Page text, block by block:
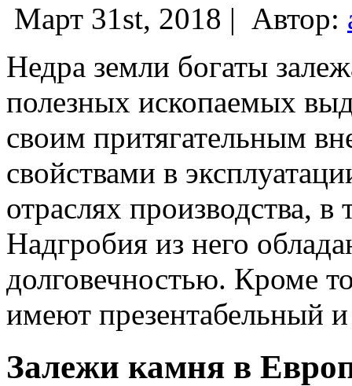
Март 31st, 2018 | Автор:
Недра земли богаты
полезных ископаемых
своим притягательным
свойствами в
отраслях производства,
Надгробия из него
долговечностью. Кроме
имеют презентабельный
Залежи камня в